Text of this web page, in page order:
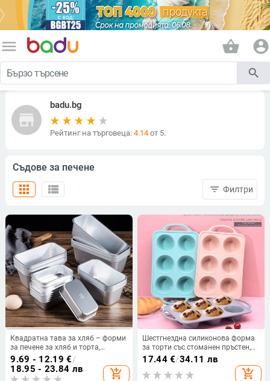
menu shopping_basket account_circle
search
store
badu.bg
Рейтинг на търговеца: 4.14от 5.
Съдове за печене
view_list
apps filter_list Филтри
Квадратна тава за хляб – форми
за печене за хляб и торта,
домашна употреба
9.69 - 12.19 €/
18.95 - 23.84 лв
add_shopping_cart
Шестгнездна силиконова форма
за торти със стоманен пръстен,
лесно освобождаване, лесно
почистване и висока
термоустойчивост
17.44€/34.11 лв
add_shopping_cart